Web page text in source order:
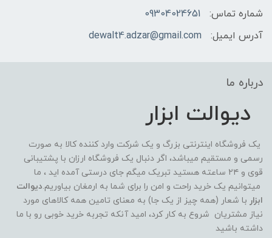
شماره تماس:
09304024651
آدرس ایمیل:
dewalt4.adzar@gmail.com
درباره ما
دیوالت ابزار
یک فروشگاه اینترنتی بزرگ و یک شرکت وارد کننده کالا به صورت
رسمی و مستقیم میباشد، اگر دنبال یک فروشگاه ارزان با پشتیبانی
قوی و ۲۴ ساعته هستید تبریک میگم جای درستی آمده اید ، ما
میتوانیم یک خرید راحت و امن را برای شما به ارمغان بیاوریم.دیوالت
ابزار با شعار (همه چیز از یک جا) به معنای تامین همه کالاهای مورد
نیاز مشتریان شروع به کار کرد، امید آنکه تجربه خرید خوبی رو با ما
داشته باشید